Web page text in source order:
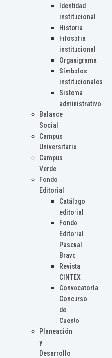
Identidad
institucional
Historia
Filosofía
institucional
Organigrama
Símbolos
institucionales
Sistema
administrativo
Balance
Social
Campus
Universitario
Campus
Verde
Fondo
Editorial
Catálogo
editorial
Fondo
Editorial
Pascual
Bravo
Revista
CINTEX
Convocatoria
Concurso
de
Cuento
Planeación
y
Desarrollo